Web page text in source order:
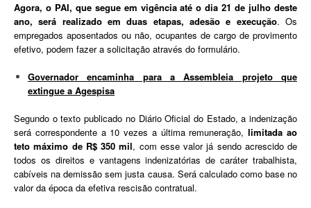
Agora, o PAI, que segue em vigência até o dia 21 de julho deste
ano, será realizado em duas etapas, adesão e execução. Os
empregados aposentados ou não, ocupantes de cargo de provimento
efetivo, podem fazer a solicitação através do formulário.
Governador encaminha para a Assembleia projeto que
extingue a Agespisa
Segundo o texto publicado no Diário Oficial do Estado, a indenização
será correspondente a 10 vezes a última remuneração, limitada ao
teto máximo de R$ 350 mil, com esse valor já sendo acrescido de
todos os direitos e vantagens indenizatórias de caráter trabalhista,
cabíveis na demissão sem justa causa. Será calculado como base no
valor da época da efetiva rescisão contratual.